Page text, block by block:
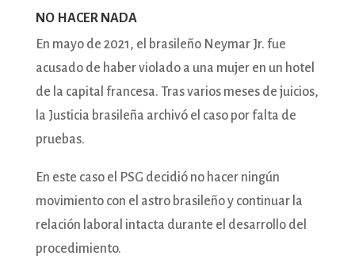
NO HACER NADA
En mayo de 2021, el brasileño Neymar Jr. fue
acusado de haber violado a una mujer en un hotel
de la capital francesa. Tras varios meses de juicios,
la Justicia brasileña archivó el caso por falta de
pruebas.
En este caso el PSG decidió no hacer ningún
movimiento con el astro brasileño y continuar la
relación laboral intacta durante el desarrollo del
procedimiento.